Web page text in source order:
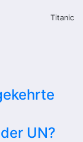
Titanic
UN?